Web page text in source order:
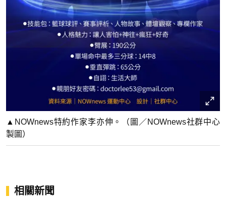
▲NOWnews特約作家李亦伸。（圖／NOWnews社群中心
製圖）
相關新聞